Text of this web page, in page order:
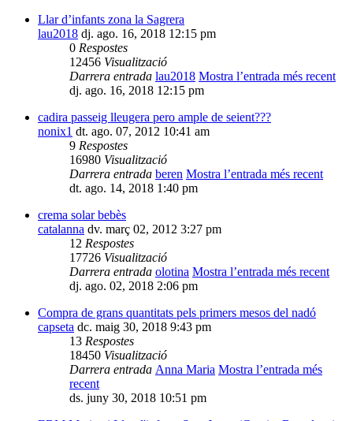
Llar d’infants zona la Sagrera
lau2018 dj. ago. 16, 2018 12:15 pm
0 Respostes
12456 Visualització
Darrera entrada lau2018 Mostra l’entrada més recent
dj. ago. 16, 2018 12:15 pm
cadira passeig lleugera pero ample de seient???
nonix1 dt. ago. 07, 2012 10:41 am
9 Respostes
16980 Visualització
Darrera entrada beren Mostra l’entrada més recent
dt. ago. 14, 2018 1:40 pm
crema solar bebès
catalanna dv. març 02, 2012 3:27 pm
12 Respostes
17726 Visualització
Darrera entrada olotina Mostra l’entrada més recent
dj. ago. 02, 2018 2:06 pm
Compra de grans quantitats pels primers mesos del nadó
capseta dc. maig 30, 2018 9:43 pm
13 Respostes
18450 Visualització
Darrera entrada Anna Maria Mostra l’entrada més
recent
ds. juny 30, 2018 10:51 pm